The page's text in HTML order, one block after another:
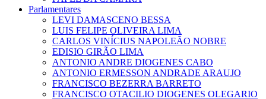
Parlamentares
LEVI DAMASCENO BESSA
LUIS FELIPE OLIVEIRA LIMA
CARLOS VINÍCIUS NAPOLEÃO NOBRE
EDISIO GIRÃO LIMA
ANTONIO ANDRE DIOGENES CABO
ANTONIO ERMESSON ANDRADE ARAUJO
FRANCISCO BEZERRA BARRETO
FRANCISCO OTACILIO DIOGENES OLEGARIO